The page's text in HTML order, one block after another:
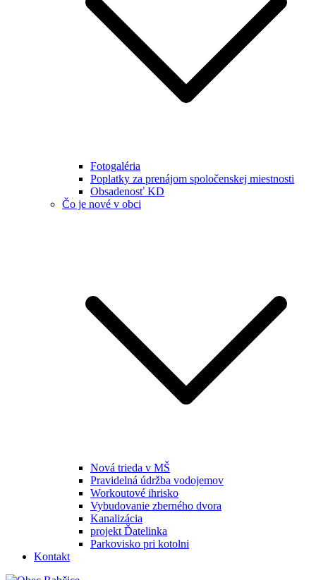
Fotogaléria
Poplatky za prenájom spoločenskej miestnosti
Obsadenosť KD
Čo je nové v obci
Nová trieda v MŠ
Pravidelná údržba vodojemov
Workoutové ihrisko
Vybudovanie zberného dvora
Kanalizácia
projekt Ďatelinka
Parkovisko pri kotolni
Kontakt